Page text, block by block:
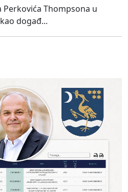
Thompsona u
događ...